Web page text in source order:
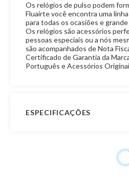
Os relógios de pulso podem
Fluairte você encontra uma
para todas os ocasiões e
Os relógios são acessórios
pessoas especiais ou a nós
são acompanhados de Nota
Certificado de Garantia da
Português e Acessórios
ESPECIFICAÇÕES